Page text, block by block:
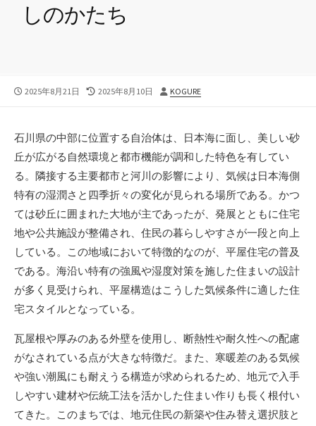
しのかたち
公
2025年8月21日
最
新
日
2025年8月10日
投
KOGURE
石川県の中部に位置する自治体は、日本海に面し、美しい砂
丘が広がる自然環境と都市機能が調和した特色を有してい
る。 隣接する主要都市と河川の影響により、気候は日本海側
特有の湿潤さと四季折々の変化が見られる場所である。かつ
ては砂丘に囲まれた大地が主であったが、発展とともに住宅
地や公共施設が整備され、住民の暮らしやすさが一段と向上
している。この地域において特徴的なのが、平屋住宅の普及
である。海沿い特有の強風や湿度対策を施した住まいの設計
が多く見受けられ、平屋構造はこうした気候条件に適した住
宅スタイルとなっている。
瓦屋根や厚みのある外壁を使用し、断熱性や耐久性への配慮
がなされている点が大きな特徴だ。また、寒暖差のある気候
や強い潮風にも耐えうる構造が求められるため、地元で入手
しやすい建材や伝統工法を活かした住まい作りも長く根付い
てきた。このまちでは、地元住民の新築や住み替え選択肢と